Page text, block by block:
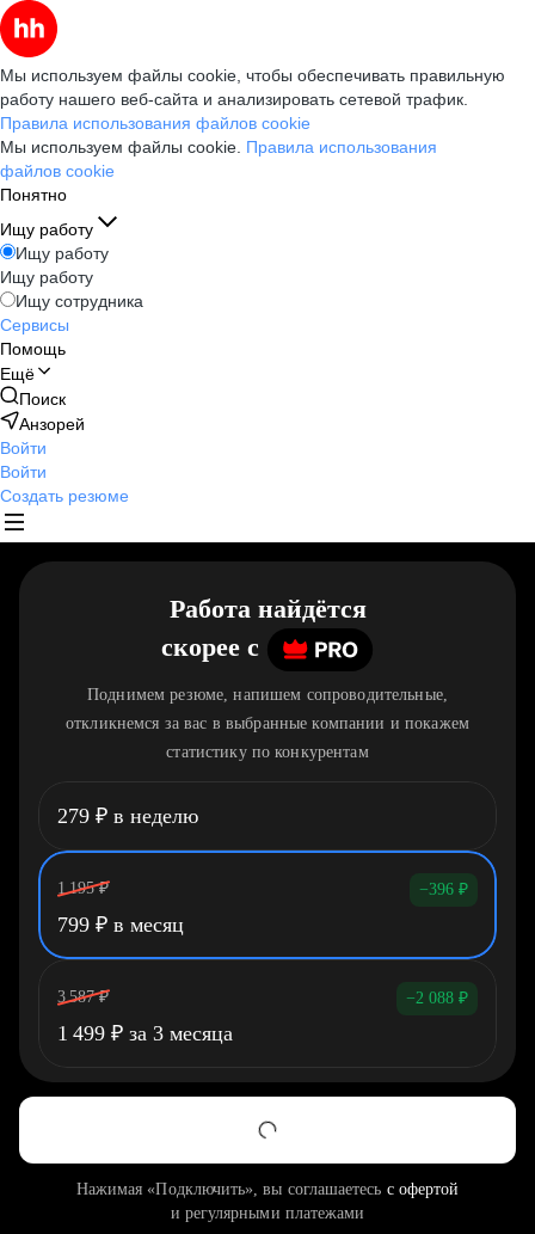
Мы используем файлы cookie, чтобы обеспечивать правильную
работу нашего веб-сайта и анализировать сетевой трафик.
Правила использования файлов cookie
Мы используем файлы cookie. Правила использования
файлов cookie
Понятно
Ищу работу
Ищу работу
Ищу работу
Ищу сотрудника
Сервисы
Помощь
Ещё
Поиск
Анзорей
Войти
Войти
Создать резюме
Работа найдётся
скорее c
Поднимем резюме, напишем сопроводительные,
откликнемся за вас в выбранные компании и покажем
статистику по конкурентам
279 ₽ в неделю
1 195 ₽ −396 ₽
799 ₽ в месяц
3 587 ₽ −2 088 ₽
1 499 ₽ за 3 месяца
Нажимая «Подключить», вы соглашаетесь с офертой
и регулярными платежами